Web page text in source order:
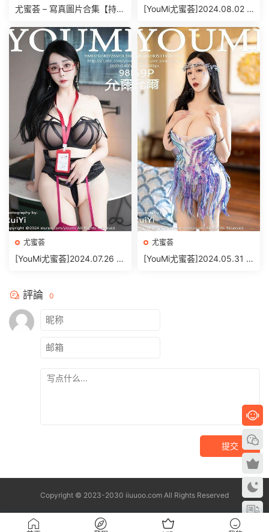
尤蜜荟 – 寫真圖片合集【持續
[YouMi尤蜜荟]2024.08.02 V
MB]
尤蜜荟
[YouMi尤蜜荟]2024.07.26 V
尤蜜荟
[YouMi尤蜜荟]2024.05.31 V
評論 0
提交
Copyright © 2023-2030 iiuuoo.com All Rights Reserved